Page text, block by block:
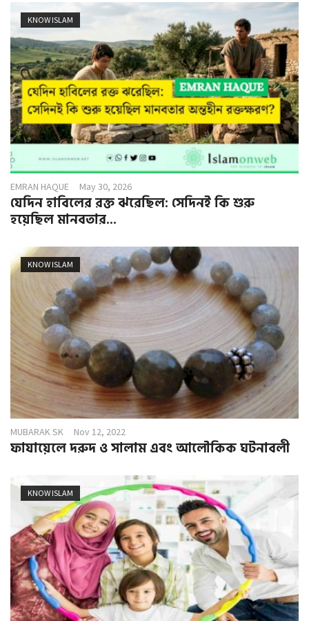
KNOW ISLAM
EMRAN HAQUE May 30, 2026
যেদিন হাবিলের রক্ত ঝরেছিল: সেদিনই কি শুরু
হয়েছিল মানবতার...
KNOW ISLAM
MUBARAK SK Nov 12, 2022
ফাযায়েলে দরুদ ও সালাম এবং আলৌকিক ঘটনাবলী
KNOW ISLAM